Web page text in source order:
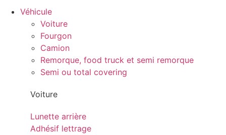
Véhicule
Voiture
Fourgon
Camion
Remorque, food truck et semi remorque
Semi ou total covering
Voiture
Lunette arrière
Adhésif lettrage